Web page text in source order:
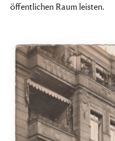
öffentlichen Raum leisten.